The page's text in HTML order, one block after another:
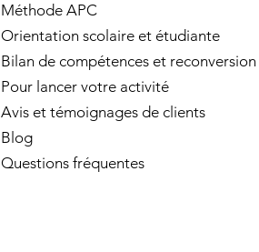
Méthode APC
Orientation scolaire et étudiante
Bilan de compétences et
Pour lancer votre activité
Avis et témoignages de clients
Blog
Questions fréquentes